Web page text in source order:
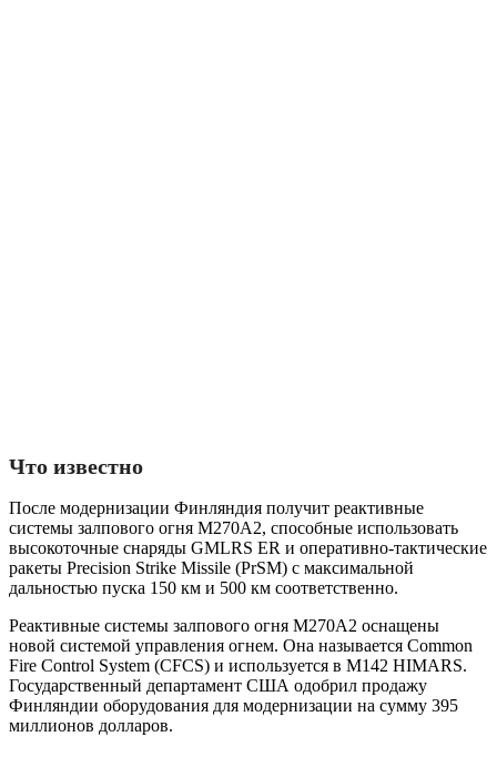
Что известно
После модернизации Финляндия получит реактивные
системы залпового огня M270A2, способные использовать
высокоточные снаряды GMLRS ER и оперативно-тактические
ракеты Precision Strike Missile (PrSM) с максимальной
дальностью пуска 150 км и 500 км соответственно.
Реактивные системы залпового огня M270A2 оснащены
новой системой управления огнем. Она называется Common
Fire Control System (CFCS) и используется в M142 HIMARS.
Государственный департамент США одобрил продажу
Финляндии оборудования для модернизации на сумму 395
миллионов долларов.